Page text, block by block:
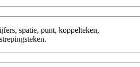
spatie, punt, koppelteken,